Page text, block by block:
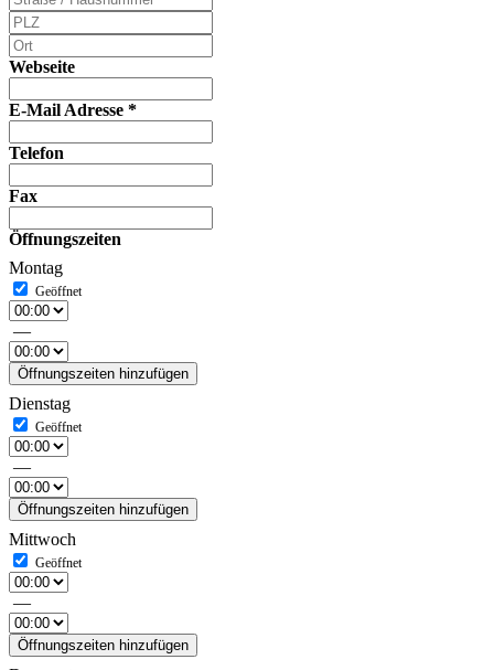
Webseite
E-Mail Adresse *
Telefon
Fax
Öffnungszeiten
Montag
—
Öffnungszeiten hinzufügen
Dienstag
—
Öffnungszeiten hinzufügen
Mittwoch
—
Öffnungszeiten hinzufügen